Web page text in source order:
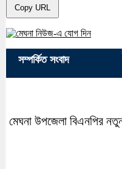
Copy URL
সম্পর্কিত সংবাদ
মেঘনা উপজেলা বিএনপির